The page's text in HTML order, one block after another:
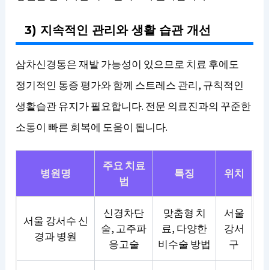
3) 지속적인 관리와 생활 습관 개선
삼차신경통은 재발 가능성이 있으므로 치료 후에도
정기적인 통증 평가와 함께 스트레스 관리, 규칙적인
생활습관 유지가 필요합니다. 전문 의료진과의 꾸준한
소통이 빠른 회복에 도움이 됩니다.
병원명
주요 치료
법
특징 위치
서울 강서수 신
경과 병원
신경차단
술, 고주파
응고술
맞춤형 치
료, 다양한
비수술 방법
서울
강서
구